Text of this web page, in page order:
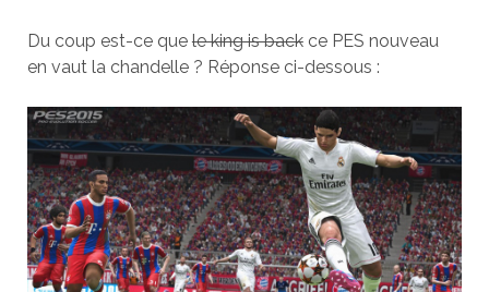
Du coup est-ce quele king is backce PES nouveau
en vaut la chandelle ? Réponse ci-dessous :